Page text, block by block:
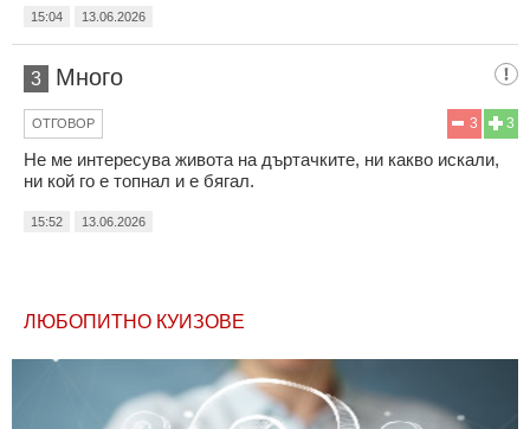
15:04 13.06.2026
3 Много
3
3
ОТГОВОР
Не ме интересува живота на дъртачките, ни какво искали,
ни кой го е топнал и е бягал.
15:52 13.06.2026
ЛЮБОПИТНО КУИЗОВЕ